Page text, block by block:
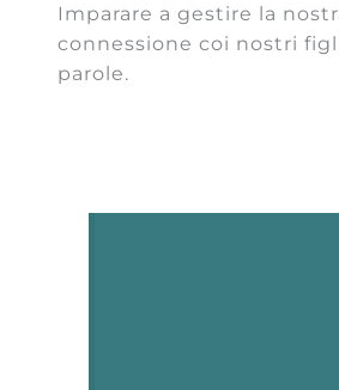
Imparare a gestire la
connessione coi nostri
parole.